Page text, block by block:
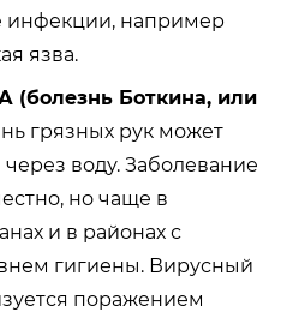
инфекции, например
язва.
(болезнь Боткина, или
грязных рук может
воду. Заболевание
но чаще в
и в районах с
гигиены. Вирусный
поражением